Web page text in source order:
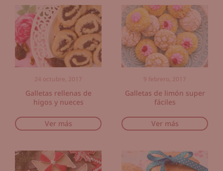
24 octubre, 2017
Galletas rellenas de
higos y nueces
Ver más
9 febrero, 2017
Galletas de limón super
fáciles
Ver más